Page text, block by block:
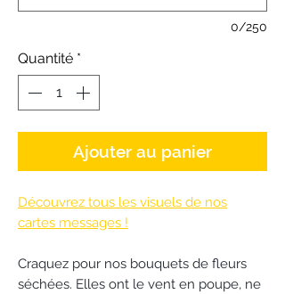
0/250
Quantité *
Ajouter au panier
Découvrez tous les visuels de nos
cartes messages !
Craquez pour nos bouquets de fleurs
séchées. Elles ont le vent en poupe, ne